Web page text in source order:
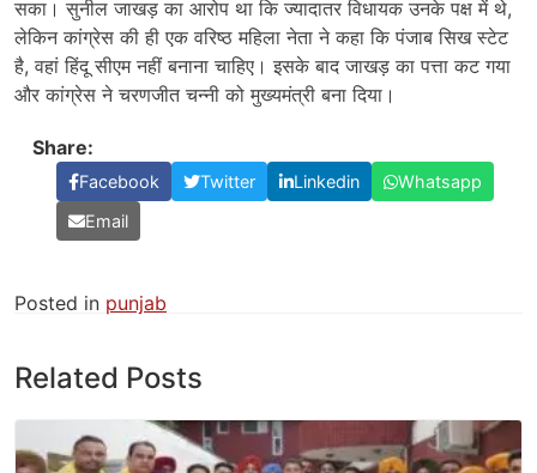
सका। सुनील जाखड़ का आरोप था कि ज्यादातर विधायक उनके पक्ष में थे,
लेकिन कांग्रेस की ही एक वरिष्ठ महिला नेता ने कहा कि पंजाब सिख स्टेट
है, वहां हिंदू सीएम नहीं बनाना चाहिए। इसके बाद जाखड़ का पत्ता कट गया
और कांग्रेस ने चरणजीत चन्नी को मुख्यमंत्री बना दिया।
Share:
Facebook Twitter Linkedin
Whatsapp
Email
Posted in punjab
Related Posts